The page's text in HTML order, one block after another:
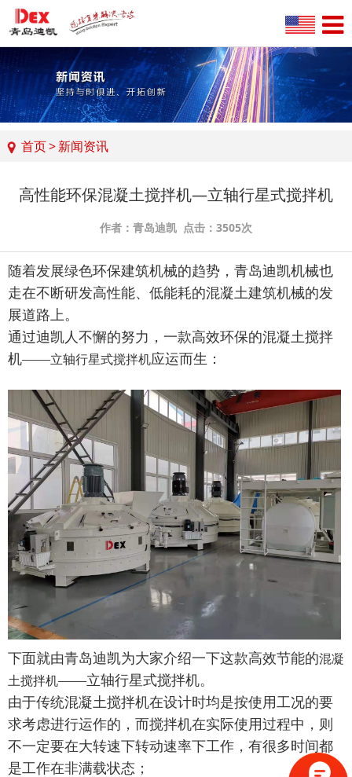
首页>新闻资讯
高性能环保混凝土搅拌机—立轴行星式搅拌机
作者：青岛迪凯 点击：3505次
随着发展绿色环保建筑机械的趋势，青岛迪凯机械也
走在不断研发高性能、低能耗的混凝土建筑机械的发
展道路上。
通过迪凯人不懈的努力，一款高效环保的混凝土搅拌
机——立轴行星式搅拌机应运而生：
下面就由青岛迪凯为大家介绍一下这款高效节能的混凝
土搅拌机——立轴行星式搅拌机。
由于传统混凝土搅拌机在设计时均是按使用工况的要
求考虑进行运作的，而搅拌机在实际使用过程中，则
不一定要在大转速下转动速率下工作，有很多时间都
是工作在非满载状态；